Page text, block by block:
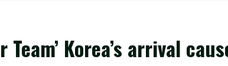
Team’ Korea’s arrival